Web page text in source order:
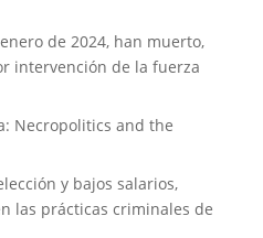
de 2024, han muerto,
intervención de la fuerza
Necropolitics and the
y bajos salarios,
las prácticas criminales de